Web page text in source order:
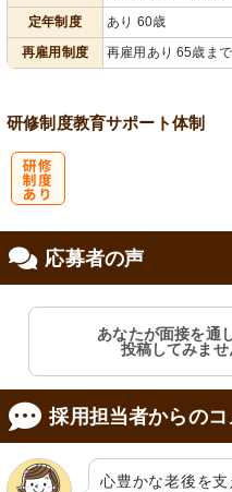
定年制度
あり 60歳
再雇用制度
再雇用あり 65歳まで
研修制度教育サポート体制
応募者の声
あなたが面接を通
投稿してみま
採用担当者からのコ
心豊かな老後を